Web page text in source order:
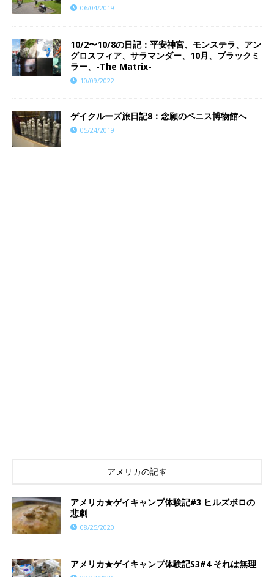
06/04/2019
10/2〜10/8の日記：平安神宮、モンステラ、アン
グロスフィア、サラマンダー、10月、ブラックミ
ラー、-The Matrix-
10/09/2022
ゲイクルーズ旅日記8：念願のペニス博物館へ
05/24/2019
アメリカの記事
アメリカ★ゲイキャンプ体験記#3 ヒルズボロの
悲劇
08/25/2020
アメリカ★ゲイキャンプ体験記S3#4 それは無理